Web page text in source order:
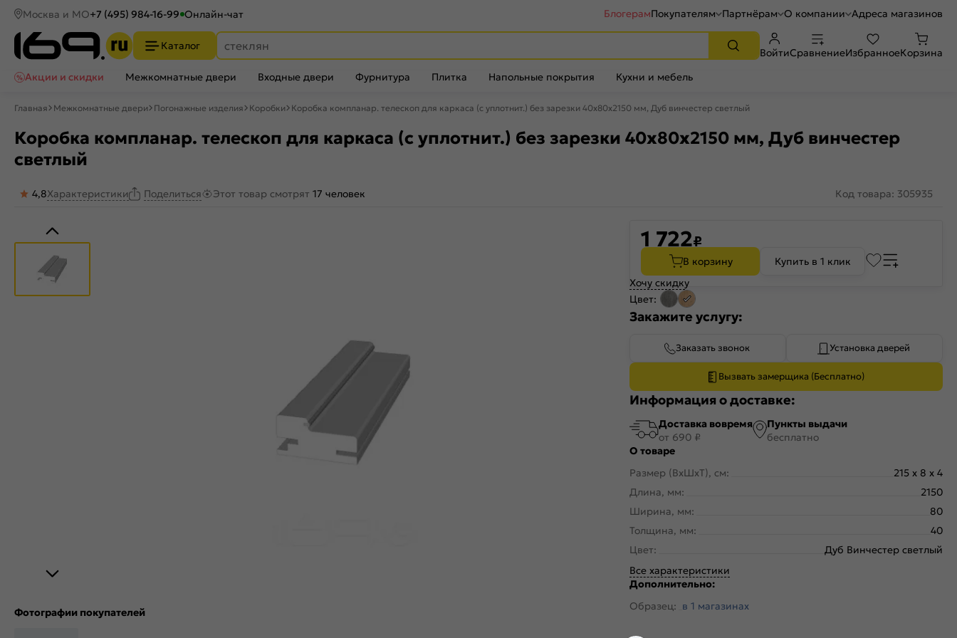
Москва и МО+7 (495) 984-16-99 Онлайн-чат БлогерамПокупателям Партнёрам О компании Адреса магазинов
Каталог
ВойтиСравнениеИзбранноеКорзина
Акции и скидки
Межкомнатные двери Входные двери Фурнитура Плитка Напольные покрытия Кухни и мебель
Главная Межкомнатные двери Погонажные изделия Коробки Коробка компланар. телескоп для каркаса (с уплотнит.) без зарезки 40х80x2150 мм, Дуб винчестер светлый
Коробка компланар. телескоп для каркаса (с уплотнит.) без зарезки 40х80x2150 мм, Дуб винчестер
светлый
4,8Характеристики Поделиться Этот товар смотрят 17 человек Код товара: 305935
Фотографии покупателей
1 722₽
В корзину
Купить в 1 клик
Хочу скидку
Цвет:
Закажите услугу:
Заказать звонок Установка дверей
Вызвать замерщика (Бесплатно)
Информация о доставке:
Доставка вовремя
от 690 ₽
Пункты выдачи
бесплатно
О товаре
Размер (ВхШхТ), см:
215 x 8 x 4
Длина, мм:
2150
Ширина, мм:
80
Толщина, мм:
40
Цвет:
Дуб Винчестер светлый
Все характеристики
Дополнительно:
Образец: в 1 магазинах